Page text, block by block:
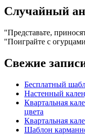
Случайный
Представьте,
"Поиграйте с
Свежие
Бесплатный
Настенный
Квартальная
цвета
Квартальная
Шаблон